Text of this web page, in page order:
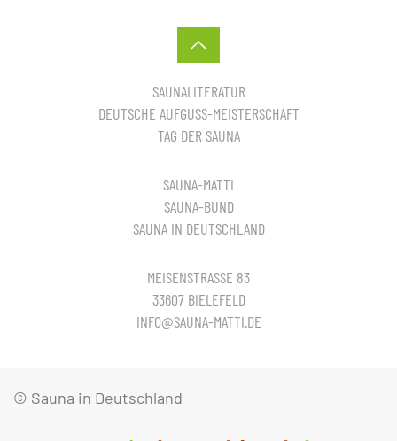
SAUNALITERATUR
DEUTSCHE AUFGUSS-MEISTERSCHAFT
TAG DER SAUNA
SAUNA-MATTI
SAUNA-BUND
SAUNA IN DEUTSCHLAND
MEISENSTRASSE 83
33607 BIELEFELD
INFO@SAUNA-MATTI.DE
© Sauna in Deutschland